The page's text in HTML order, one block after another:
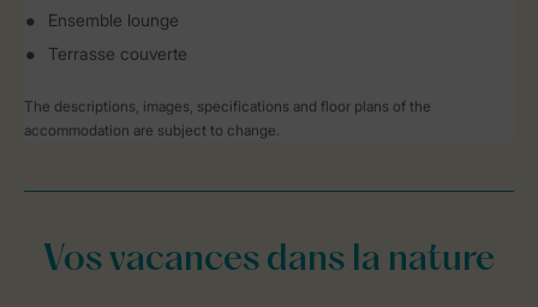
Ensemble lounge
Terrasse couverte
The descriptions, images, specifications and floor plans of the
accommodation are subject to change.
Vos vacances dans la nature